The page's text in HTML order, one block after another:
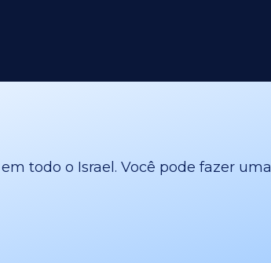
todo o Israel. Você pode fazer uma